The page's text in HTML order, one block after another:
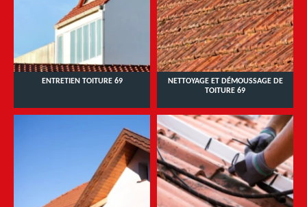
ENTRETIEN TOITURE 69
NETTOYAGE ET DÉMOUSSAGE DE
TOITURE 69